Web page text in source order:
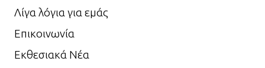
Λίγα λόγια για εμάς
Επικοινωνία
Εκθεσιακά Νέα